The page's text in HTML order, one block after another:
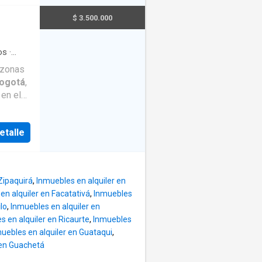
y
se
un
a
se
zona
de la
·
,
el
y
2
$ 3.500.000
, Inmuebles en alquiler en
alquiler en Facatativá, Inmuebles
, Inmuebles en alquiler en
en alquiler en Ricaurte, Inmuebles
en alquiler en Guataqui,
Guachetá